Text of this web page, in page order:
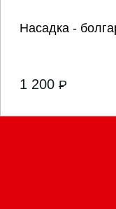
Насадка -
1 200 P